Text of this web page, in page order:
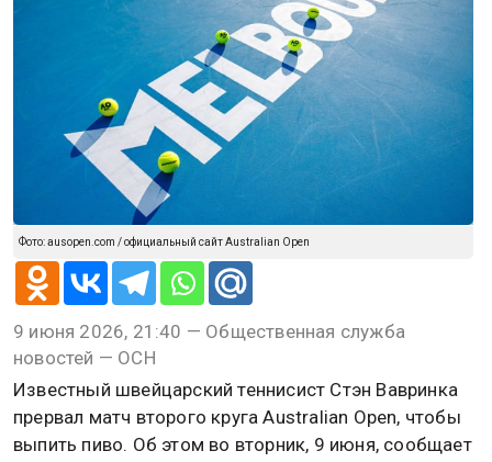
Фото: ausopen.com / официальный сайт Australian Open
9 июня 2026, 21:40 — Общественная служба
новостей — ОСН
Известный швейцарский теннисист Стэн Вавринка
прервал матч второго круга Australian Open, чтобы
выпить пиво. Об этом во вторник, 9 июня, сообщает